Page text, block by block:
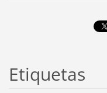
Etiquetas